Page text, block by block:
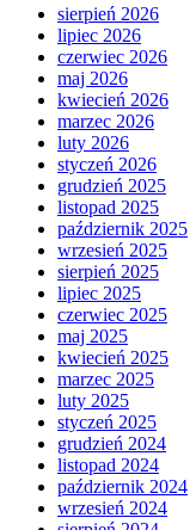
sierpień 2026
lipiec 2026
czerwiec 2026
maj 2026
kwiecień 2026
marzec 2026
luty 2026
styczeń 2026
grudzień 2025
listopad 2025
październik 2025
wrzesień 2025
sierpień 2025
lipiec 2025
czerwiec 2025
maj 2025
kwiecień 2025
marzec 2025
luty 2025
styczeń 2025
grudzień 2024
listopad 2024
październik 2024
wrzesień 2024